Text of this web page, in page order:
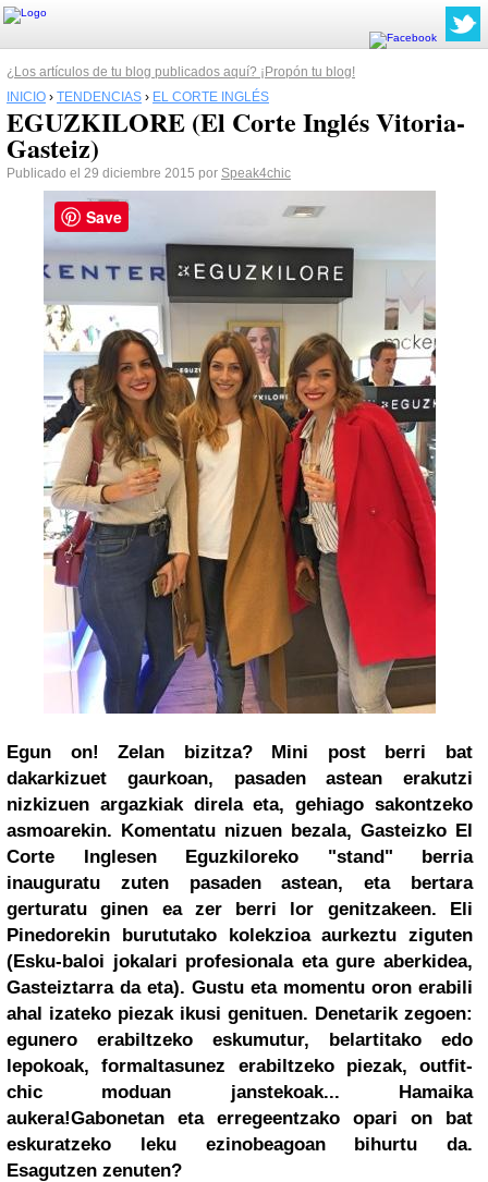
¿Los artículos de tu blog publicados aquí? ¡Propón tu blog!
INICIO › TENDENCIAS › EL CORTE INGLÉS
EGUZKILORE (El Corte Inglés Vitoria-
Gasteiz)
Publicado el 29 diciembre 2015 por Speak4chic
Egun on! Zelan bizitza? Mini post berri bat
dakarkizuet gaurkoan, pasaden astean erakutzi
nizkizuen argazkiak direla eta, gehiago sakontzeko
asmoarekin. Komentatu nizuen bezala, Gasteizko El
Corte Inglesen Eguzkiloreko "stand" berria
inauguratu zuten pasaden astean, eta bertara
gerturatu ginen ea zer berri lor genitzakeen. Eli
Pinedorekin burututako kolekzioa aurkeztu ziguten
(Esku-baloi jokalari profesionala eta gure aberkidea,
Gasteiztarra da eta). Gustu eta momentu oron erabili
ahal izateko piezak ikusi genituen. Denetarik zegoen:
egunero erabiltzeko eskumutur, belartitako edo
lepokoak, formaltasunez erabiltzeko piezak, outfit-
chic moduan janstekoak... Hamaika
aukera!Gabonetan eta erregeentzako opari on bat
eskuratzeko leku ezinobeagoan bihurtu da.
Esagutzen zenuten?
Save